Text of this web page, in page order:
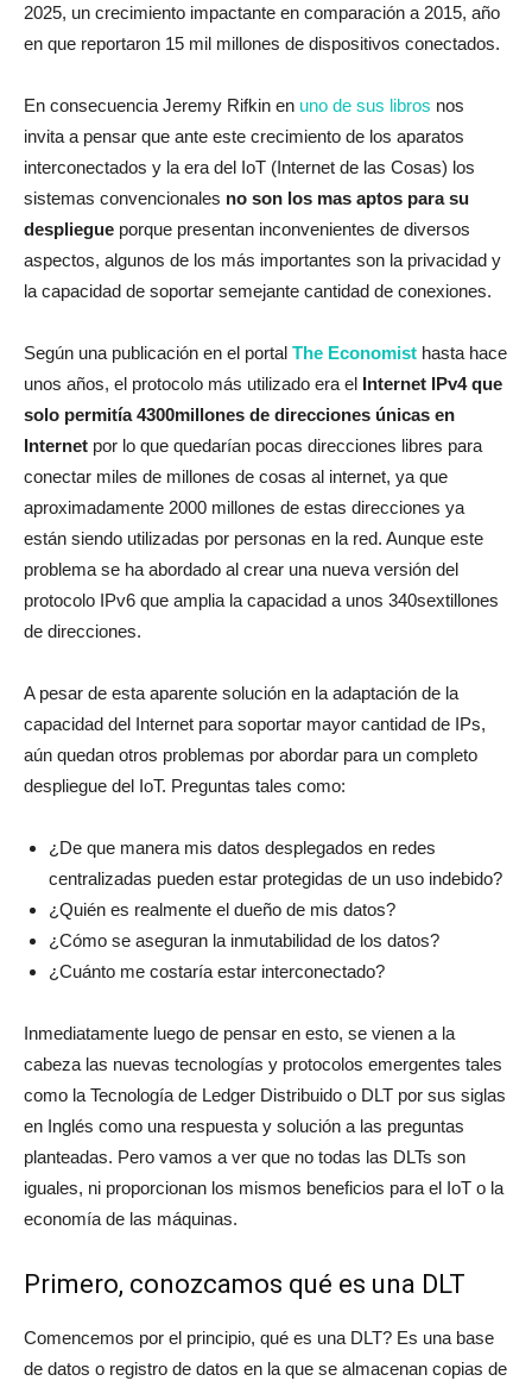
2025, un crecimiento impactante en comparación a 2015, año
en que reportaron 15 mil millones de dispositivos conectados.
En consecuencia Jeremy Rifkin en uno de sus libros nos
invita a pensar que ante este crecimiento de los aparatos
interconectados y la era del IoT (Internet de las Cosas) los
sistemas convencionales no son los mas aptos para su
despliegue porque presentan inconvenientes de diversos
aspectos, algunos de los más importantes son la privacidad y
la capacidad de soportar semejante cantidad de conexiones.
Según una publicación en el portal The Economist hasta hace
unos años, el protocolo más utilizado era el Internet IPv4 que
solo permitía 4300millones de direcciones únicas en
Internet por lo que quedarían pocas direcciones libres para
conectar miles de millones de cosas al internet, ya que
aproximadamente 2000 millones de estas direcciones ya
están siendo utilizadas por personas en la red. Aunque este
problema se ha abordado al crear una nueva versión del
protocolo IPv6 que amplia la capacidad a unos 340sextillones
de direcciones.
A pesar de esta aparente solución en la adaptación de la
capacidad del Internet para soportar mayor cantidad de IPs,
aún quedan otros problemas por abordar para un completo
despliegue del IoT. Preguntas tales como:
¿De que manera mis datos desplegados en redes
centralizadas pueden estar protegidas de un uso indebido?
¿Quién es realmente el dueño de mis datos?
¿Cómo se aseguran la inmutabilidad de los datos?
¿Cuánto me costaría estar interconectado?
Inmediatamente luego de pensar en esto, se vienen a la
cabeza las nuevas tecnologías y protocolos emergentes tales
como la Tecnología de Ledger Distribuido o DLT por sus siglas
en Inglés como una respuesta y solución a las preguntas
planteadas. Pero vamos a ver que no todas las DLTs son
iguales, ni proporcionan los mismos beneficios para el IoT o la
economía de las máquinas.
Primero, conozcamos qué es una DLT
Comencemos por el principio, qué es una DLT? Es una base
de datos o registro de datos en la que se almacenan copias de